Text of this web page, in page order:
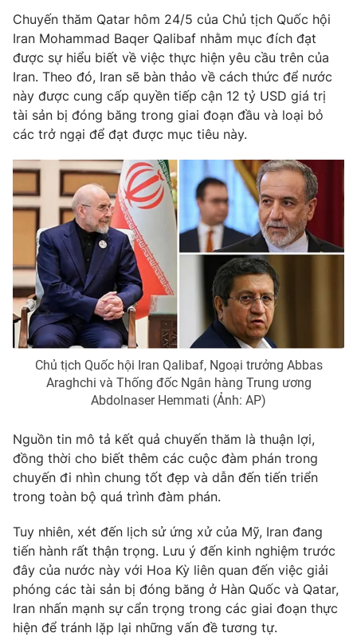
Thị trường 24h Tấm lòng Việt
VTV4 Vươn mình bằng AI
VTV9 VTV8
Liên hệ tòa soạn English
THỜI BÁO VTV
Theo dõi báo trên
Cơ quan chủ quản: Đài Truyền hình Việt Nam
Cơ quan báo chí:Thời báo VTV
Giấy phép hoạt động báo in và báo điện tử số 483/GP-BTTTT
Tổng Biên tập:
Vũ Thanh Thủy
Phó Tổng Biên tập:Nguyễn Thị Mỹ Hạnh, Phạm Quốc Thắng,
Nguyễn Trọng Ninh
Ðiện thoại Thời báo VTV:024.66 897 897
Email:toasoan@vtv.vn
Liên hệ quảng cáo:024-7300.7108
Chuyến thăm Qatar hôm 24/5 của Chủ tịch Quốc hội
Iran Mohammad Baqer Qalibaf nhằm mục đích đạt
được sự hiểu biết về việc thực hiện yêu cầu trên của
Iran. Theo đó, Iran sẽ bàn thảo về cách thức để nước
này được cung cấp quyền tiếp cận 12 tỷ USD giá trị
tài sản bị đóng băng trong giai đoạn đầu và loại bỏ
các trở ngại để đạt được mục tiêu này.
Chủ tịch Quốc hội Iran Qalibaf, Ngoại trưởng Abbas
Araghchi và Thống đốc Ngân hàng Trung ương
Abdolnaser Hemmati (Ảnh: AP)
Nguồn tin mô tả kết quả chuyến thăm là thuận lợi,
đồng thời cho biết thêm các cuộc đàm phán trong
chuyến đi nhìn chung tốt đẹp và dẫn đến tiến triển
trong toàn bộ quá trình đàm phán.
Tuy nhiên, xét đến lịch sử ứng xử của Mỹ, Iran đang
tiến hành rất thận trọng. Lưu ý đến kinh nghiệm trước
đây của nước này với Hoa Kỳ liên quan đến việc giải
phóng các tài sản bị đóng băng ở Hàn Quốc và Qatar,
Iran nhấn mạnh sự cẩn trọng trong các giai đoạn thực
hiện để tránh lặp lại những vấn đề tương tự.